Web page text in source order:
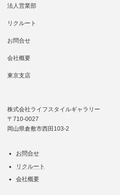
法人営業部
リクルート
お問合せ
会社概要
東京支店
株式会社ライフスタイルギャラリー
〒710-0027
岡山県倉敷市西田103-2
お問合せ
リクルート
会社概要